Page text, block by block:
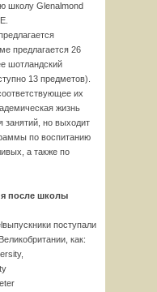
школу Glenalmond
предлагается 26
шотландский
13 предметов).
их
жизнь
занятий, но выходит
по воспитанию
а также по
после школы
поступали
как: